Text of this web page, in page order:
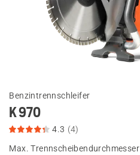
Mehr
Details
K 970
Benzintrennschleifer
K 970
4.3 (4)
Max. Trennscheibendurchmesser